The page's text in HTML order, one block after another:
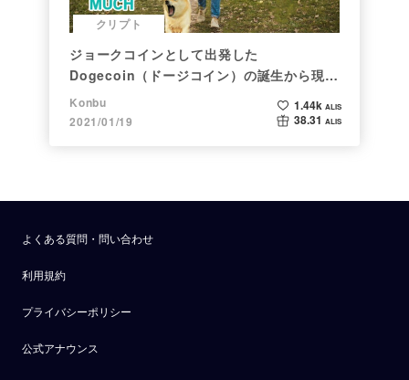
クリプト
ジョークコインとして出発した
Dogecoin（ドージコイン）の誕生から現在
まで。注目される非証券性🐶
Konbu
2021/01/19
1.44k ALIS
38.31 ALIS
よくある質問・問い合わせ
利用規約
プライバシーポリシー
公式アナウンス